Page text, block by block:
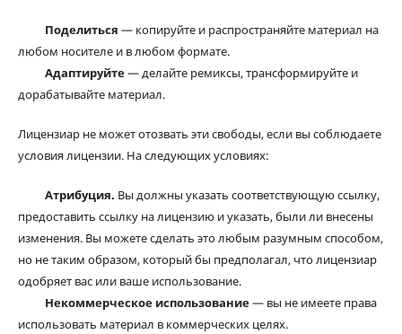
Поделиться — копируйте и распространяйте материал на
любом носителе и в любом формате.
Адаптируйте— делайте ремиксы, трансформируйте и
дорабатывайте материал.
Лицензиар не может отозвать эти свободы, если вы соблюдаете
условия лицензии. На следующих условиях:
Атрибуция. Вы должны указать соответствующую ссылку,
предоставить ссылку на лицензию и указать, были ли внесены
изменения. Вы можете сделать это любым разумным способом,
но не таким образом, который бы предполагал, что лицензиар
одобряет вас или ваше использование.
Некоммерческое использование— вы не имеете права
использовать материал в коммерческих целях.